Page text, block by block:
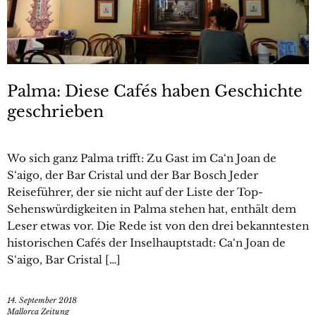
Palma: Diese Cafés haben Geschichte
geschrieben
Wo sich ganz Palma trifft: Zu Gast im Ca‘n Joan de
S‘aigo, der Bar Cristal und der Bar Bosch Jeder
Reiseführer, der sie nicht auf der Liste der Top-
Sehenswürdigkeiten in Palma stehen hat, enthält dem
Leser etwas vor. Die Rede ist von den drei bekanntesten
historischen Cafés der Inselhauptstadt: Ca‘n Joan de
S‘aigo, Bar Cristal […]
14. September 2018
Mallorca Zeitung